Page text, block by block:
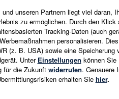
Trends,
ist jederzeit in
E-Mail-
Es gelten die